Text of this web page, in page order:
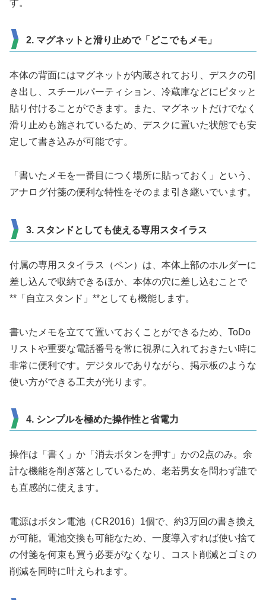
す。
2. マグネットと滑り止めで「どこでもメモ」
本体の背面にはマグネットが内蔵されており、デスクの引
き出し、スチールパーティション、冷蔵庫などにピタッと
貼り付けることができます。また、マグネットだけでなく
滑り止めも施されているため、デスクに置いた状態でも安
定して書き込みが可能です。
「書いたメモを一番目につく場所に貼っておく」という、
アナログ付箋の便利な特性をそのまま引き継いでいます。
3. スタンドとしても使える専用スタイラス
付属の専用スタイラス（ペン）は、本体上部のホルダーに
差し込んで収納できるほか、本体の穴に差し込むことで
**「自立スタンド」**としても機能します。
書いたメモを立てて置いておくことができるため、ToDo
リストや重要な電話番号を常に視界に入れておきたい時に
非常に便利です。デジタルでありながら、掲示板のような
使い方ができる工夫が光ります。
4. シンプルを極めた操作性と省電力
操作は「書く」か「消去ボタンを押す」かの2点のみ。余
計な機能を削ぎ落としているため、老若男女を問わず誰で
も直感的に使えます。
電源はボタン電池（CR2016）1個で、約3万回の書き換え
が可能。電池交換も可能なため、一度導入すれば使い捨て
の付箋を何束も買う必要がなくなり、コスト削減とゴミの
削減を同時に叶えられます。